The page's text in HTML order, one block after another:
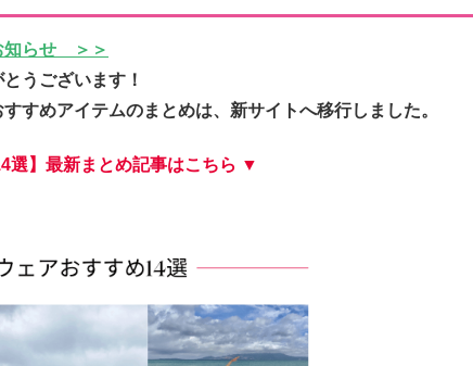
知らせ ＞＞
うございます！
すめアイテムのまとめは、新サイトへ移行しました。
選】最新まとめ記事はこちら ▼